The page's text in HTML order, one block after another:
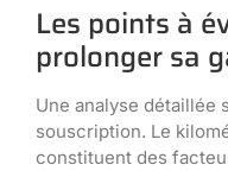
Les points à
prolonger sa
Une analyse détaillée
souscription. Le
constituent des